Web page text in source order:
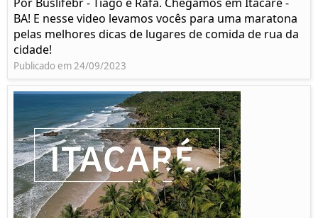
BA! E nesse video levamos vocês para uma maratona
pelas melhores dicas de lugares de comida de rua da
cidade!
Publicado em 24/09/2023